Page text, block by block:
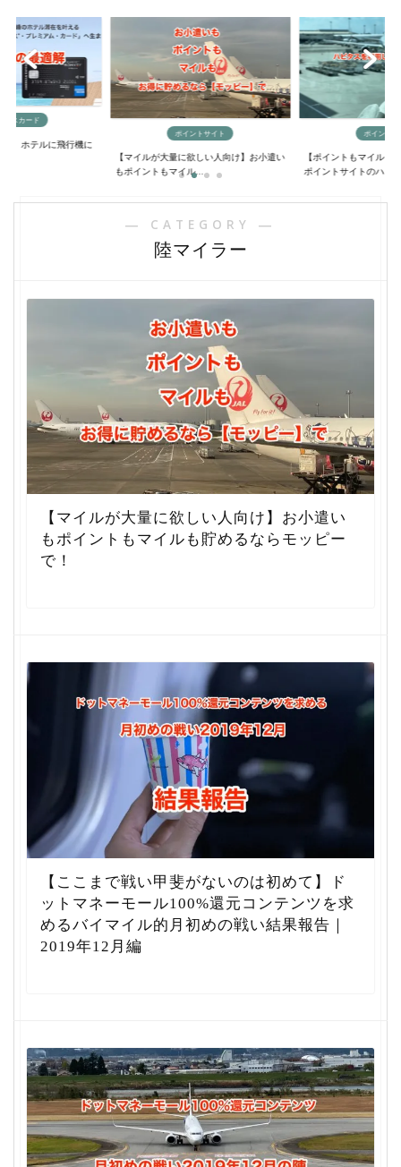
【マイルが大量に欲しい人向け】お小遣い
【ポイントもマイルも大量に貯める方法】
ポイントサイトのハ...
― CATEGORY ―
陸マイラー
【マイルが大量に欲しい人向け】お小遣い
もポイントもマイルも貯めるならモッピー
で！
【ここまで戦い甲斐がないのは初めて】ド
ットマネーモール100%還元コンテンツを求
めるバイマイル的月初めの戦い結果報告｜
2019年12月編